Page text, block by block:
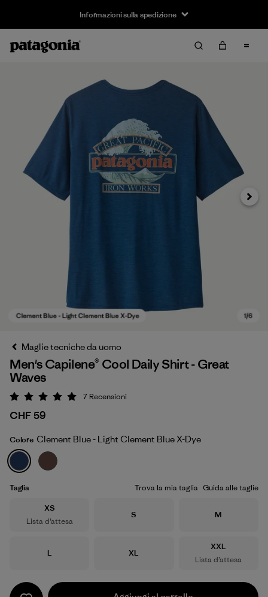
Informazioni sulla spedizione
Clement Blue - Light Clement Blue X-Dye
Avanti
Maglie tecniche da uomo
Men's Capilene® Cool Daily Shirt - Great
Waves
Valutazione: 5 / 5
7 Recensioni
CHF 59
Colore Clement Blue - Light Clement Blue X-Dye
Taglia Trova la mia taglia Guida alle taglie
Taglia
XS
Lista d’attesa
Taglia
S Taglia
M
Taglia
L Taglia
XL
Taglia
XXL
Lista d’attesa